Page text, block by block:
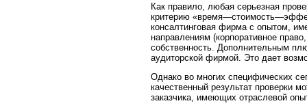
Как правило, любая серьезная
критерию
консалтинговая фирма с опытом,
направлениям (корпоративное
собственность. Дополнительным
аудиторской фирмой. Это дает
Однако во многих специфических
качественный результат проверки
заказчика, имеющих отраслевой